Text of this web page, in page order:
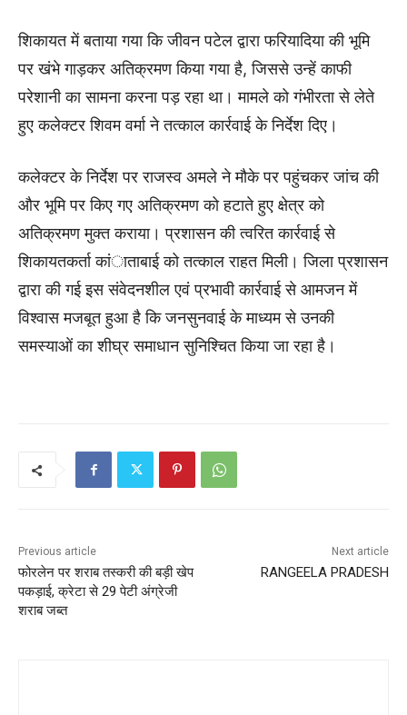
शिकायत में बताया गया कि जीवन पटेल द्वारा फरियादिया की भूमि
पर खंभे गाड़कर अतिक्रमण किया गया है, जिससे उन्हें काफी
परेशानी का सामना करना पड़ रहा था। मामले को गंभीरता से लेते
हुए कलेक्टर शिवम वर्मा ने तत्काल कार्रवाई के निर्देश दिए।
कलेक्टर के निर्देश पर राजस्व अमले ने मौके पर पहुंचकर जांच की
और भूमि पर किए गए अतिक्रमण को हटाते हुए क्षेत्र को
अतिक्रमण मुक्त कराया। प्रशासन की त्वरित कार्रवाई से
शिकायतकर्ता कांाताबाई को तत्काल राहत मिली। जिला प्रशासन
द्वारा की गई इस संवेदनशील एवं प्रभावी कार्रवाई से आमजन में
विश्वास मजबूत हुआ है कि जनसुनवाई के माध्यम से उनकी
समस्याओं का शीघ्र समाधान सुनिश्चित किया जा रहा है।
Previous article
फोरलेन पर शराब तस्करी की बड़ी खेप
पकड़ाई, क्रेटा से 29 पेटी अंग्रेजी
शराब जब्त
Next article
RANGEELA PRADESH